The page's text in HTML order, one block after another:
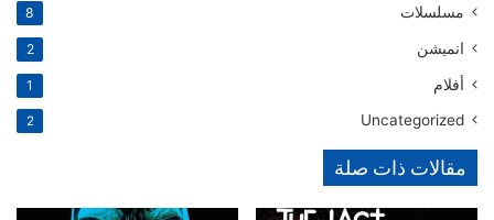
مسلسلات 8
انميشن 2
أفلام 1
Uncategorized
2
مقالات ذات صلة